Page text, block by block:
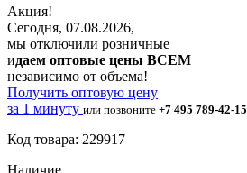
Акция!
Сегодня, 07.08.2026,
мы отключили розничные
идаем оптовые цены ВСЕМ
независимо от объема!
Получить оптовую цену
за 1 минуту или позвоните +7 495 789-42-15
Код товара: 229917
Наличие